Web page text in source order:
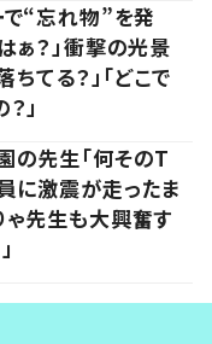
で“忘れ物”を発
ぁ？」衝撃の光景
ちてる？」「どこで
」
の先生「何そのT
に激震が走ったま
先生も大興奮す